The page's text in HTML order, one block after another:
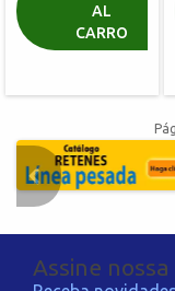
R$ 307,26
AL
CARRO
Assine